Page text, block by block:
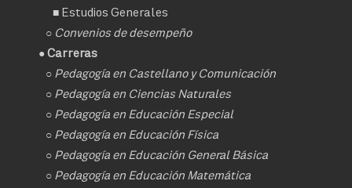
■ Estudios Generales
○ Convenios de desempeño
● Carreras
○ Pedagogía en Castellano y Comunicación
○ Pedagogía en Ciencias Naturales
○ Pedagogía en Educación Especial
○ Pedagogía en Educación Física
○ Pedagogía en Educación General Básica
○ Pedagogía en Educación Matemática